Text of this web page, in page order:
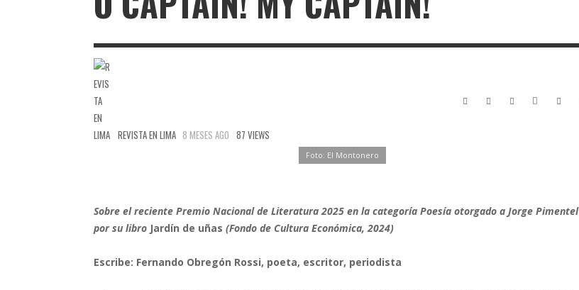
REVISTA EN LIMA 8 MESES AGO 87 VIEWS
Foto: El Montonero
Sobre el reciente Premio Nacional de Literatura 2025 en la categoría Poesía otorgado a Jorge Pimentel
por su libro Jardín de uñas (Fondo de Cultura Económica, 2024)
Escribe: Fernando Obregón Rossi, poeta, escritor, periodista